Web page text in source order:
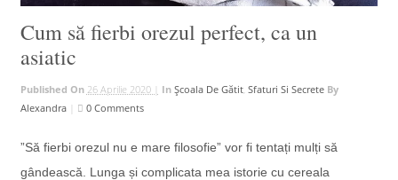
Cum să fierbi orezul perfect, ca un
asiatic
Published On 26 Aprilie 2020 | In Școala De Gătit, Sfaturi Si Secrete By
Alexandra| 0 Comments
”Să fierbi orezul nu e mare filosofie” vor fi tentați mulți să
gândească. Lunga și complicata mea istorie cu cereala